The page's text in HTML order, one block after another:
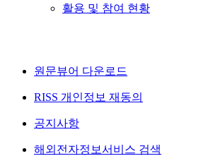
활용 및 참여 현황
원문뷰어 다운로드
RISS 개인정보 재동의
공지사항
해외전자정보서비스 검색